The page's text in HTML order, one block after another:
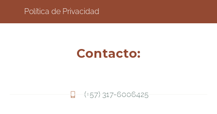
Política de Privacidad
Contacto:
(+57) 317-6006425